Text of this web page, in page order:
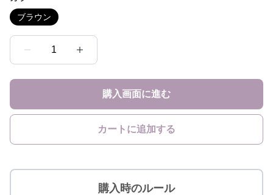
ブラウン
1
購入画面に進む
カートに追加する
購入時のルール